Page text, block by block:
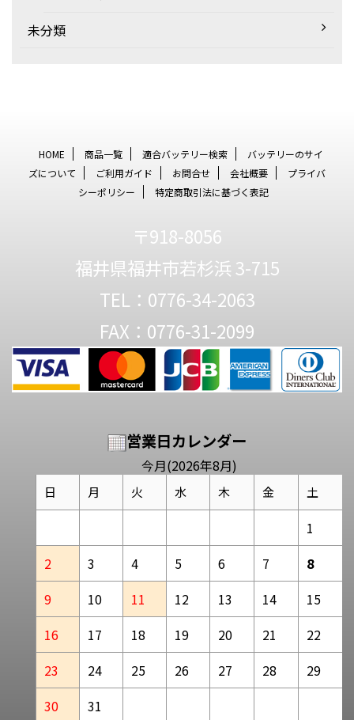
未分類
HOME 商品一覧 適合バッテリー検索
バッテリーのサイ
ズについて
ご利用ガイド お問合せ 会社概要
プライバ
シーポリシー
特定商取引法に基づく表記
〒918-8056
福井県福井市若杉浜 3-715
TEL：0776-34-2063
FAX：0776-31-2099
営業日カレンダー
今月(2026年8月)
日 月 火 水 木 金 土
1
2
3 4 5 6 7
8
9
10 11 12 13 14
15
16
17 18 19 20 21
22
23
24 25 26 27 28
29
30
31